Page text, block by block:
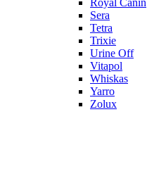
Royal Canin
Sera
Tetra
Trixie
Urine Off
Vitapol
Whiskas
Yarro
Zolux